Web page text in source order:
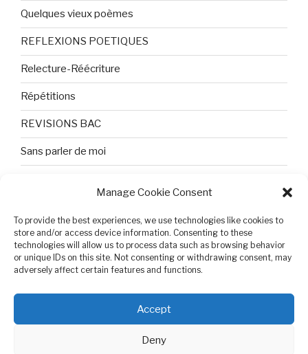
Manage Cookie Consent
To provide the best experiences, we use technologies like cookies to
store and/or access device information. Consenting to these
technologies will allow us to process data such as browsing behavior
or unique IDs on this site. Not consenting or withdrawing consent, may
adversely affect certain features and functions.
Accept
Deny
Quelques vieux poèmes
REFLEXIONS POETIQUES
Relecture-Réécriture
Répétitions
REVISIONS BAC
Sans parler de moi
Tristesse et attente
Variable complexe